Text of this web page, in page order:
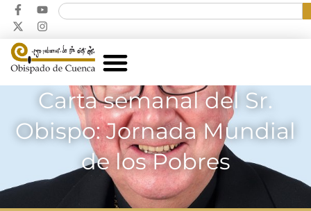
Carta semanal del Sr.
Obispo: Jornada Mundial
de los Pobres